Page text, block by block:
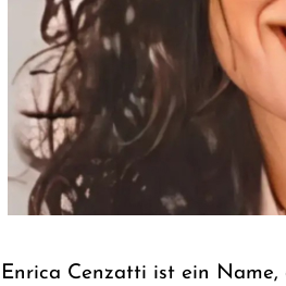
Enrica Cenzatti ist ein